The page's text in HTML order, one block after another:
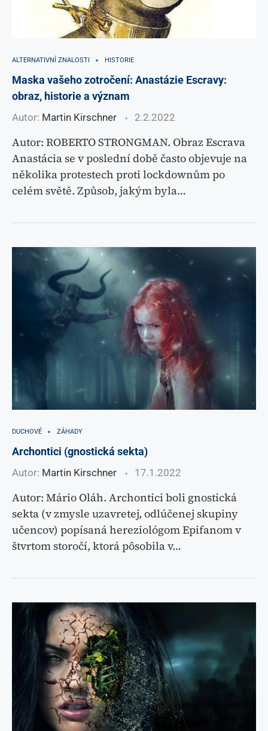
ALTERNATIVNÍ ZNALOSTI HISTORIE
Maska vašeho zotročení: Anastázie Escravy:
obraz, historie a význam
Autor: Martin Kirschner 2.2.2022
Autor: ROBERTO STRONGMAN. Obraz Escrava
Anastácia se v poslední době často objevuje na
několika protestech proti lockdownům po
celém světě. Způsob, jakým byla…
DUCHOVÉ ZÁHADY
Archontici (gnostická sekta)
Autor: Martin Kirschner 17.1.2022
Autor: Mário Oláh. Archontici boli gnostická
sekta (v zmysle uzavretej, odlúčenej skupiny
učencov) popísaná hereziológom Epifanom v
štvrtom storočí, ktorá pôsobila v…